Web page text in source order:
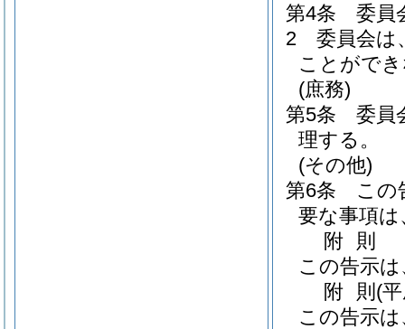
第4条
委員
2
委員会は
ことがで
(庶務)
第5条
委員
理する。
(その他)
第6条
この
要な事項
附 則
この告示
附 則 (
この告示